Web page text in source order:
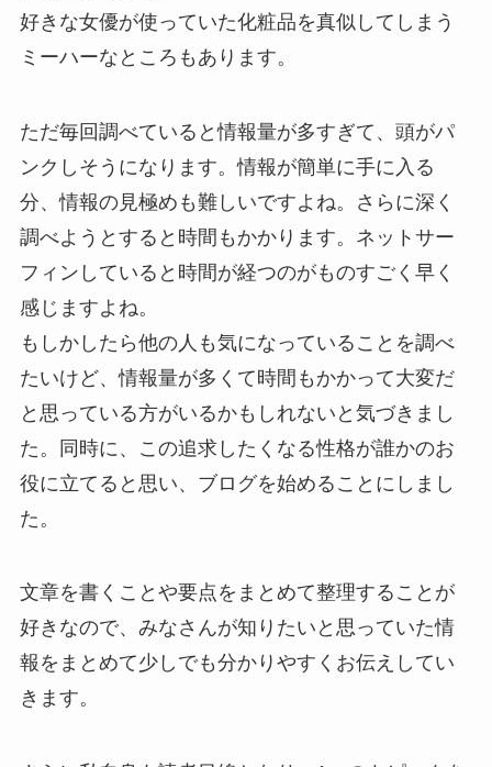
好きな女優が使っていた化粧品を真似してしまう
ミーハーなところもあります。
ただ毎回調べていると情報量が多すぎて、頭がパ
ンクしそうになります。情報が簡単に手に入る
分、情報の見極めも難しいですよね。さらに深く
調べようとすると時間もかかります。ネットサー
フィンしていると時間が経つのがものすごく早く
感じますよね。
もしかしたら他の人も気になっていることを調べ
たいけど、情報量が多くて時間もかかって大変だ
と思っている方がいるかもしれないと気づきまし
た。同時に、この追求したくなる性格が誰かのお
役に立てると思い、ブログを始めることにしまし
た。
文章を書くことや要点をまとめて整理することが
好きなので、みなさんが知りたいと思っていた情
報をまとめて少しでも分かりやすくお伝えしてい
きます。